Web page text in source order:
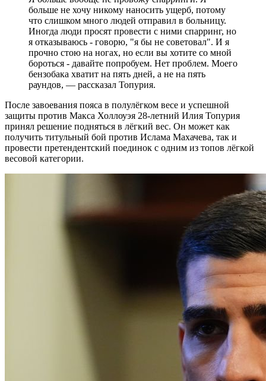
больше не хочу никому наносить ущерб, потому
что слишком много людей отправил в больницу.
Иногда люди просят провести с ними спарринг, но
я отказываюсь - говорю, "я бы не советовал". И я
прочно стою на ногах, но если вы хотите со мной
бороться - давайте попробуем. Нет проблем. Моего
бензобака хватит на пять дней, а не на пять
раундов, — рассказал Топурия.
После завоевания пояса в полулёгком весе и успешной
защиты против Макса Холлоуэя 28-летний Илия Топурия
принял решение подняться в лёгкий вес. Он может как
получить титульный бой против Ислама Махачева, так и
провести претендентский поединок с одним из топов лёгкой
весовой категории.